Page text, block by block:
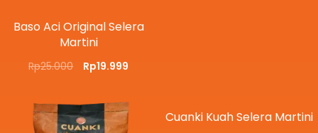
Baso Aci Original Selera
Martini
Rp25.000 Rp19.999
Cuanki Kuah Selera Martini